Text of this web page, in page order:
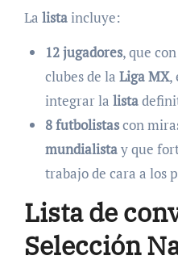
La listaincluye:
12 jugadores, que
clubes de la Liga MX,
integrar la lista
8 futbolistascon
mundialistay que
trabajo de cara a los
Lista de
Selección